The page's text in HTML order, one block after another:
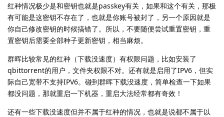
红种情况极少是和密钥也就是passkey有关，如果和这个有关，那极
有可能是这密钥不存在了，也就是你账号被封了，另一个原因就是
你自己修改密钥的时候搞错了。所以，不要随便尝试重置密钥，重
置密钥后需要全部种子更新密钥，相当麻烦。
群晖比较常见的红种（下载没速度）有权限问题，比如安装了
qbittorrent的用户，文件夹权限不对。还有就是启用了IPV6，但实
际自己宽带不支持IPV6。碰到群晖下载没速度，简单检查一下如果
都没问题，那就重启一下机器，重启大法经常都有奇效！
还有一些下载没速度但并不属于红种的情况，也就是说都不属于以